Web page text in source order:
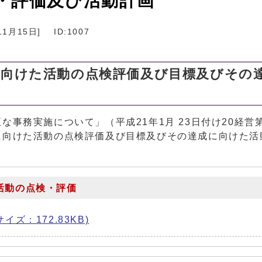
月15日] ID:1007
けた活動の点検評価及び目標及びその
事務実施について」（平成21年1月 23日付け20経営
けた活動の点検評価及び目標及びその達成に向けた
動の点検・評価
イズ：172.83KB)